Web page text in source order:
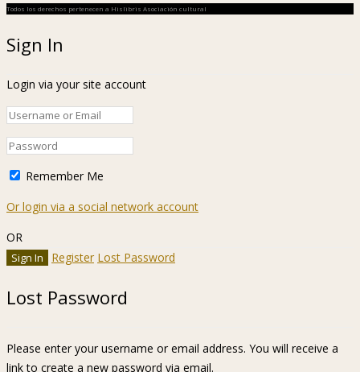
Todos los derechos pertenecen a Hislibris Asociación cultural
Sign In
Login via your site account
Remember Me
Or login via a social network account
OR
Register Lost Password
Lost Password
Please enter your username or email address. You will receive a
link to create a new password via email.